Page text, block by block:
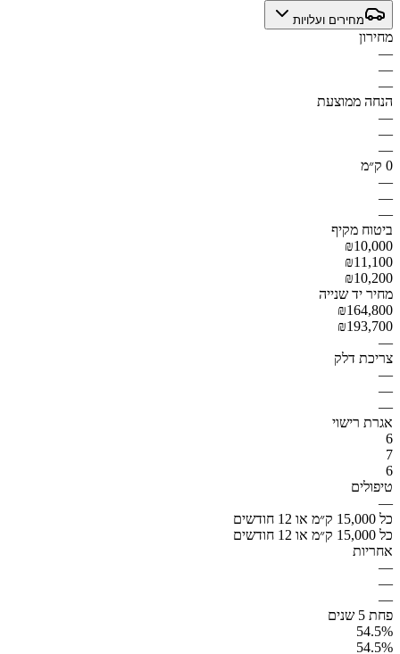
מחירים ועלויות
מחירון
—
—
—
הנחה ממוצעת
—
—
—
0 ק״מ
—
—
—
ביטוח מקיף
₪10,000
₪11,100
₪10,200
מחיר יד שנייה
₪164,800
₪193,700
—
צריכת דלק
—
—
—
אגרת רישוי
6
7
6
טיפולים
—
כל 15,000 ק״מ או 12 חודשים
כל 15,000 ק״מ או 12 חודשים
אחריות
—
—
—
פחת 5 שנים
54.5%
54.5%